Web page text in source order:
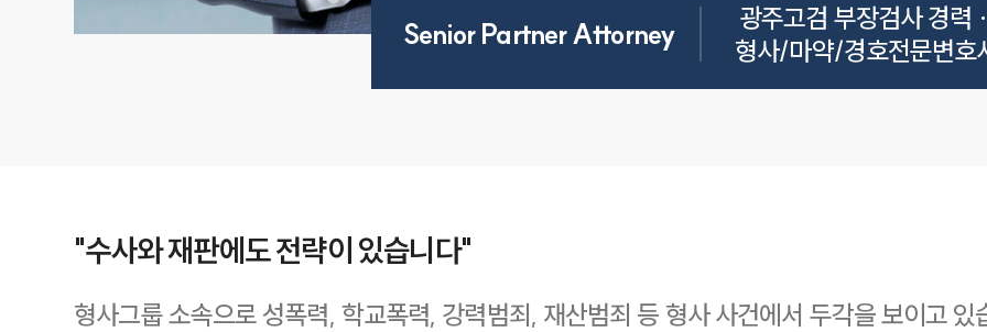
Senior Partner Attorney
광주고검 부장검사 경력 ·
형사/마약/경호전문변호
"수사와 재판에도 전략이 있습니다"
형사그룹 소속으로 성폭력, 학교폭력, 강력범죄, 재산범죄 등 형사 사건에서 두각을 보이고 있